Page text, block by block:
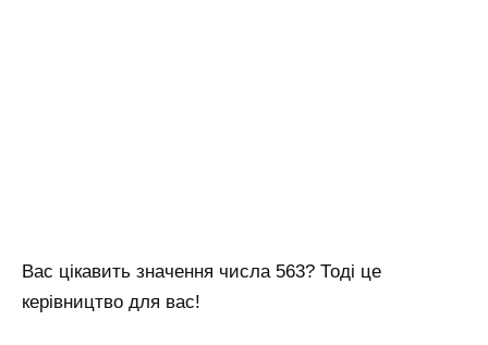
Вас цікавить значення числа 563? Тоді це
керівництво для вас!